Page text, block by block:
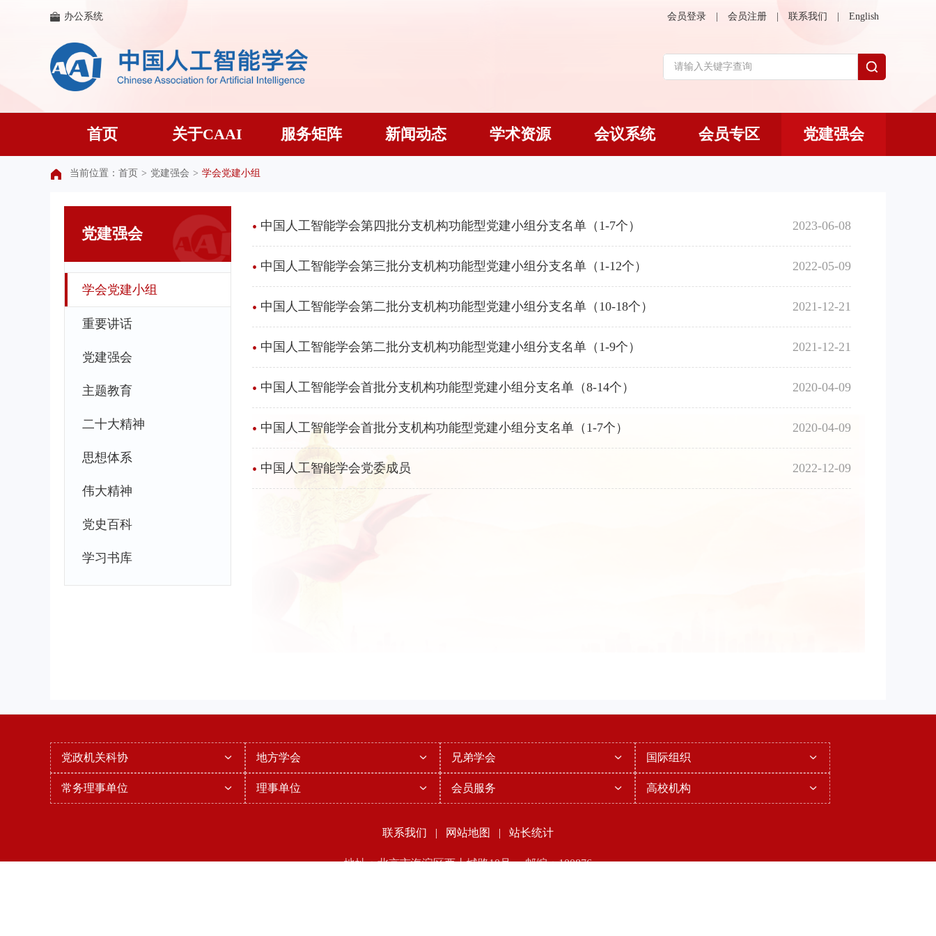
办公系统 会员登录 会员注册 联系我们 English
首页 关于CAAI 服务矩阵 新闻动态 学术资源 会议系统 会员专区 党建强会
当前位置： 首页 > 党建强会 > 学会党建小组
党建强会
学会党建小组
重要讲话
党建强会
主题教育
二十大精神
思想体系
伟大精神
党史百科
学习书库
• 中国人工智能学会第四批分支机构功能型党建小组分支名单（1-7个） 2023-06-08
• 中国人工智能学会第三批分支机构功能型党建小组分支名单（1-12个） 2022-05-09
• 中国人工智能学会第二批分支机构功能型党建小组分支名单（10-18个） 2021-12-21
• 中国人工智能学会第二批分支机构功能型党建小组分支名单（1-9个） 2021-12-21
• 中国人工智能学会首批分支机构功能型党建小组分支名单（8-14个） 2020-04-09
• 中国人工智能学会首批分支机构功能型党建小组分支名单（1-7个） 2020-04-09
• 中国人工智能学会党委成员 2022-12-09
党政机关科协 地方学会 兄弟学会 国际组织
常务理事单位 理事单位 会员服务 高校机构
联系我们 | 网站地图 | 站长统计
地址：北京市海淀区西土城路10号 邮编：100876